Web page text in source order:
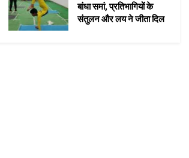
बांधा समां, प्रतिभागियों के
संतुलन और लय ने जीता दिल